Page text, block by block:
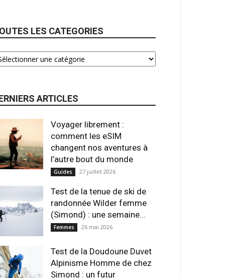
LES CATEGORIES
ARTICLES
Voyager librement :
comment les eSIM
changent nos aventures à
l’autre bout du monde
Guides 27 juillet 2026
Test de la tenue de ski de
randonnée Wilder femme
(Simond) : une semaine...
Femmes 26 mai 2026
Test de la Doudoune Duvet
Alpinisme Homme de chez
Simond : un futur